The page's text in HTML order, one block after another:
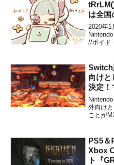
は全国
2020年1
//ボイド
ンネッ
ヨドバ
Switch
向けと
決定！
ゲーム
外向け
ことが
型パー
ティゲ
PS5
Xbox
ト『